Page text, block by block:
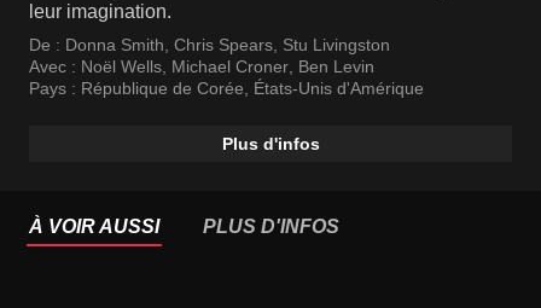
leur imagination.
De : Donna Smith, Chris Spears, Stu Livingston
Avec : Noël Wells, Michael Croner, Ben Levin
Pays : République de Corée, États-Unis d'Amérique
Plus d'infos
À VOIR AUSSI PLUS D'INFOS